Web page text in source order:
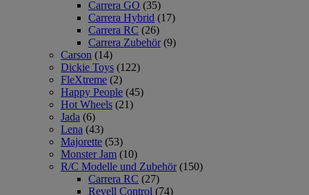
Carrera GO (35)
Carrera Hybrid (17)
Carrera RC (26)
Carrera Zubehör (9)
Carson (14)
Dickie Toys (122)
FleXtreme (2)
Happy People (45)
Hot Wheels (21)
Jada (6)
Lena (43)
Majorette (53)
Monster Jam (10)
R/C Modelle und Zubehör (150)
Carrera RC (27)
Revell Control (74)